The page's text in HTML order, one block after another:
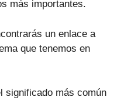
más importantes.
un enlace a
que tenemos en
significado más común